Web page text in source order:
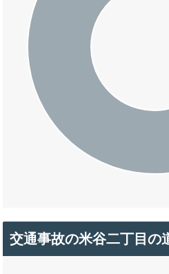
交通事故の米谷二丁目の